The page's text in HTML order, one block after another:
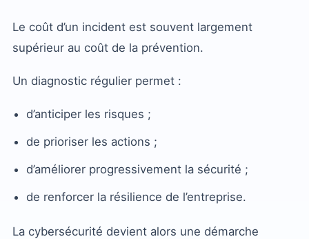
Le coût d’un incident est souvent largement
supérieur au coût de la prévention.
Un diagnostic régulier permet :
d’anticiper les risques ;
de prioriser les actions ;
d’améliorer progressivement la sécurité ;
de renforcer la résilience de l’entreprise.
La cybersécurité devient alors une démarche